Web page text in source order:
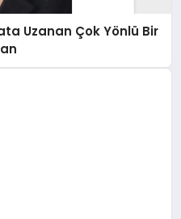
Uzanan Çok Yönlü Bir